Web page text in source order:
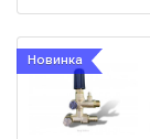
Новинка